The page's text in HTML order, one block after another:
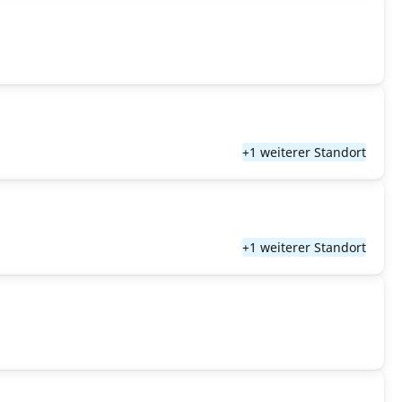
+1 weiterer Standort
+1 weiterer Standort